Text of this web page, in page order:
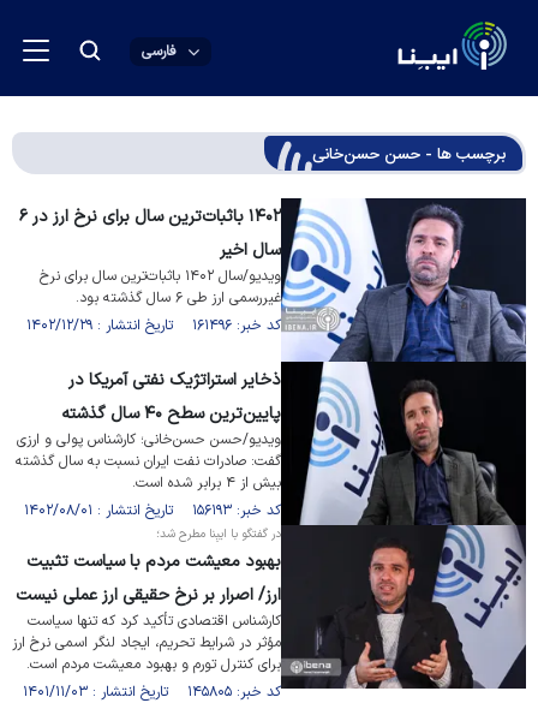
فارسی
برچسب ها - حسن حسن‌خانی
۱۴۰۲ باثبات‌ترین سال برای نرخ ارز در ۶
سال اخیر
ویدیو/سال ۱۴۰۲ باثبات‌ترین سال برای نرخ
غیررسمی ارز طی ۶ سال گذشته بود.
کد خبر: ۱۶۱۴۹۶ تاریخ انتشار : ۱۴۰۲/۱۲/۲۹
ذخایر استراتژیک نفتی آمریکا در
پایین‌ترین سطح ۴۰ سال گذشته
ویدیو/حسن حسن‌خانی؛ کارشناس پولی و ارزی
گفت: صادرات نفت ایران نسبت به سال گذشته
بیش از ۴ برابر شده است.
کد خبر: ۱۵۶۱۹۳ تاریخ انتشار : ۱۴۰۲/۰۸/۰۱
در گفتگو با ایبِنا مطرح شد؛
بهبود معیشت مردم با سیاست تثبیت
ارز/ اصرار بر نرخ حقیقی ارز عملی نیست
کارشناس اقتصادی تأکید کرد که تنها سیاست
مؤثر در شرایط تحریم، ایجاد لنگر اسمی نرخ ارز
برای کنترل تورم و بهبود معیشت مردم است.
کد خبر: ۱۴۵۸۰۵ تاریخ انتشار : ۱۴۰۱/۱۱/۰۳